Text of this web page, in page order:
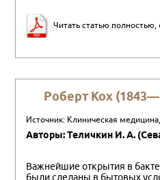
Читать статью
Роберт Кох
Источник: Клиническая
Авторы: Теличкин И. А.
Важнейшие откpытия в
были сделаны в бытовых